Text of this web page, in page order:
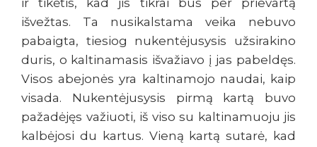
ir tikėtis, kad jis tikrai bus per prievartą
išvežtas. Ta nusikalstama veika nebuvo
pabaigta, tiesiog nukentėjusysis užsirakino
duris, o kaltinamasis išvažiavo į jas pabeldęs.
Visos abejonės yra kaltinamojo naudai, kaip
visada. Nukentėjusysis pirmą kartą buvo
pažadėjęs važiuoti, iš viso su kaltinamuoju jis
kalbėjosi du kartus. Vieną kartą sutarė, kad